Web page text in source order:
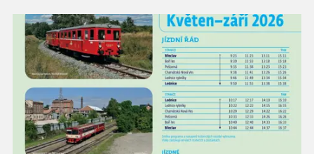
Prodejce prosíme tradičně o příchod 30
minut před začátkem, aby si vše na
prodejních místech stihli přichystat. Pokud
plánujete přijít a chcete rezervovat prodejní
místo, potvrďte prosím účast přes email
petr.vlasak@breclav.eu nebo zde v události,
ať víme, s kolika lidmi máme počítat. Počet